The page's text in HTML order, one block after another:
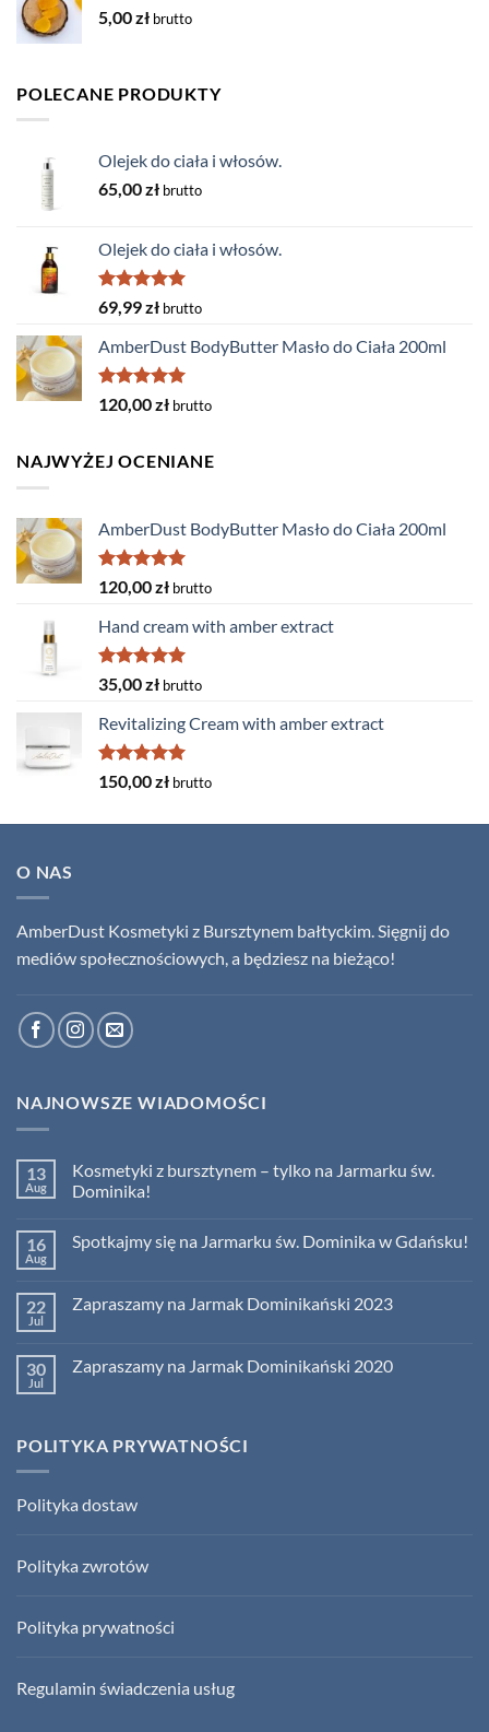
5,00zł brutto
POLECANE PRODUKTY
Olejek do ciała i włosów.
65,00zł brutto
Olejek do ciała i włosów.
Rated5.00
out of 5
69,99zł brutto
AmberDust BodyButter Masło do Ciała 200ml
Rated5.00
out of 5
120,00zł brutto
NAJWYŻEJ OCENIANE
AmberDust BodyButter Masło do Ciała 200ml
Rated5.00
out of 5
120,00zł brutto
Hand cream with amber extract
Rated5.00
out of 5
35,00zł brutto
Revitalizing Cream with amber extract
Rated5.00
out of 5
150,00zł brutto
O NAS
AmberDust Kosmetyki z Bursztynem bałtyckim. Sięgnij do
mediów społecznościowych, a będziesz na bieżąco!
NAJNOWSZE WIADOMOŚCI
13
Aug
Kosmetyki z bursztynem – tylko na Jarmarku św.
Dominika!
on
Kosmetyki
–
tylko
Dominika!
16
Aug
Spotkajmy się na Jarmarku św. Dominika w Gdańsku!
Spotkajmy
św.
Dominika
22
Jul
Zapraszamy na Jarmak Dominikański 2023
Zapraszamy
30
Jul
Zapraszamy na Jarmak Dominikański 2020
na
POLITYKA PRYWATNOŚCI
Polityka dostaw
Polityka zwrotów
Polityka prywatności
Regulamin świadczenia usług